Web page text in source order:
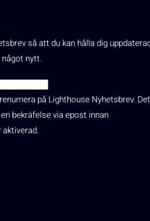
så att du kan hålla dig
nytt.
på Lighthouse Nyhetsbrev. Det
bekräfelse via epost innan